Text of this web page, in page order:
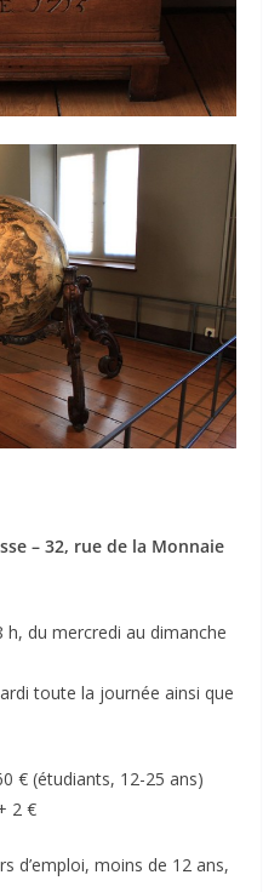
– 32, rue de la Monnaie
h, du mercredi au dimanche
toute la journée ainsi que
€ (étudiants, 12-25 ans)
2 €
d’emploi, moins de 12 ans,